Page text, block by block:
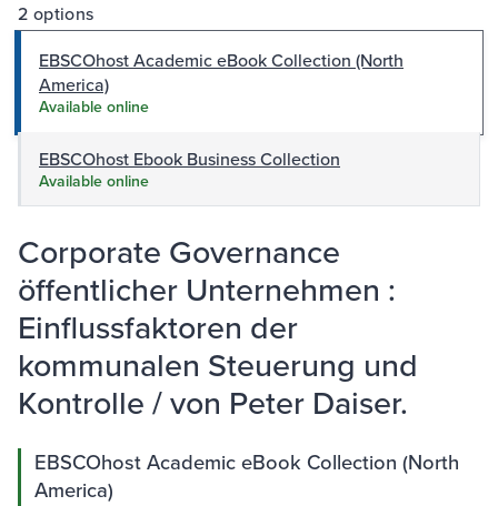
2 options
EBSCOhost Academic eBook Collection (North
America)
Available online
EBSCOhost Ebook Business Collection
Available online
Corporate Governance
öffentlicher Unternehmen :
Einflussfaktoren der
kommunalen Steuerung und
Kontrolle / von Peter Daiser.
EBSCOhost Academic eBook Collection (North
America)